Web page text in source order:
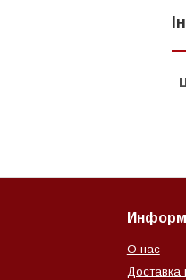
О нас
Доставка